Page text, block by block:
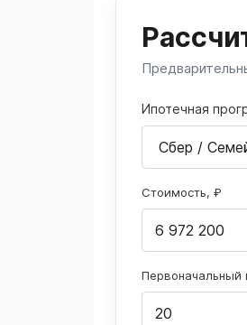
Ипотечная
Стоимость, ₽
Первоначальный